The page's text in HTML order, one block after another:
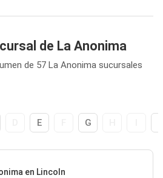
de La Anonima
de 57 La Anonima sucursales
E G
en Lincoln